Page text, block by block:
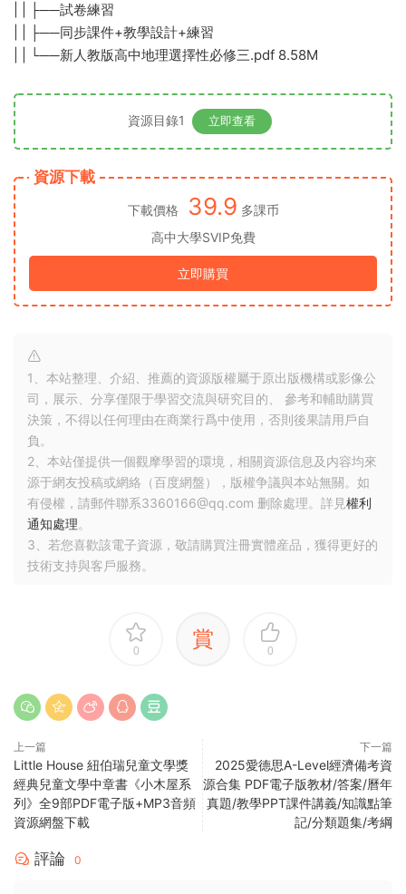
| | ├──試卷練習
| | ├──同步課件+教學設計+練習
| | └──新人教版高中地理選擇性必修三.pdf 8.58M
資源目錄1 立即查看
資源下載
下載價格 39.9 多課币
高中大學SVIP免費
立即購買
1、本站整理、介紹、推薦的資源版權屬于原出版機構或影像公
司，展示、分享僅限于學習交流與研究目的、 參考和輔助購買
決策，不得以任何理由在商業行爲中使用，否則後果請用戶自
負。
2、本站僅提供一個觀摩學習的環境，相關資源信息及内容均來
源于網友投稿或網絡（百度網盤），版權争議與本站無關。如
有侵權，請郵件聯系3360166@qq.com 删除處理。詳見權利
通知處理。
3、若您喜歡該電子資源，敬請購買注冊實體産品，獲得更好的
技術支持與客戶服務。
0 賞 0
上一篇
Little House 紐伯瑞兒童文學獎
經典兒童文學中章書《小木屋系
列》全9部PDF電子版+MP3音頻
資源網盤下載
下一篇
2025愛德思A-Level經濟備考資
源合集 PDF電子版教材/答案/曆年
真題/教學PPT課件講義/知識點筆
記/分類題集/考綱
評論 0